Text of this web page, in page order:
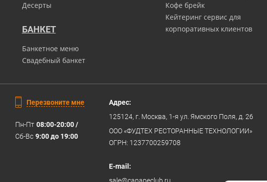
Десерты
БАНКЕТ
Банкетное меню
Свадебный банкет
Кофе брейк
Кейтеринг сервис для
корпоративных клиентов
Пн-Пт 08:00-20:00 /
Сб-Вс 9:00 до 19:00
Перезвоните мне
Адрес:
125124, г. Москва, 1-я ул. Ямского Поля, д. 26
ООО «ФУДТЕХ РЕСТОРАННЫЕ ТЕХНОЛОГИИ»
ОГРН: 1237700259708
E-mail: